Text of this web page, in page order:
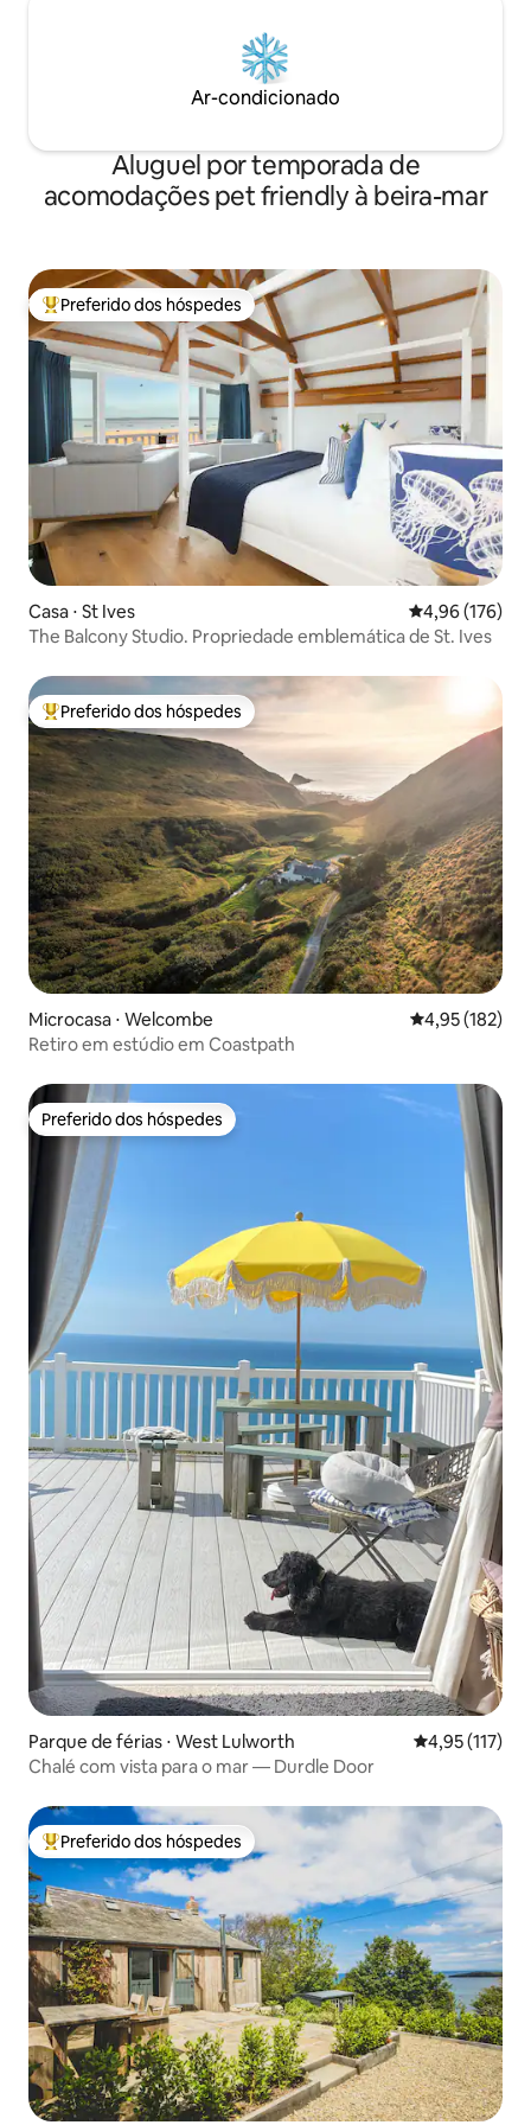
Ar-condicionado
Aluguel por temporada de
acomodações pet friendly à beira-mar
Entre os melhores preferidos dos hóspedes
Preferido dos hóspedes
Casa ⋅ St Ives 4,96 de uma
4,96 (176)
The Balcony Studio. Propriedade emblemática de St. Ives
Entre os melhores preferidos dos hóspedes
Preferido dos hóspedes
Microcasa ⋅ Welcombe 4,95 de uma
4,95 (182)
Retiro em estúdio em Coastpath
Preferido dos hóspedes
Preferido dos hóspedes
Parque de férias ⋅ West Lulworth 4,95 de uma
4,95 (117)
Chalé com vista para o mar — Durdle Door
Entre os melhores preferidos dos hóspedes
Preferido dos hóspedes